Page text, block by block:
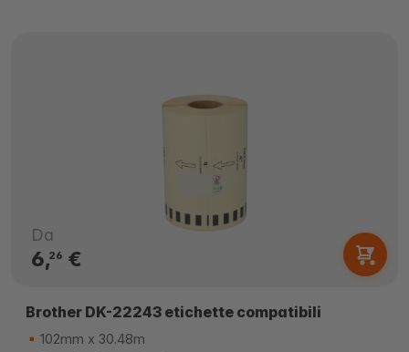
Da
6,26 €
Brother DK-22243 etichette compatibili
102mm x 30.48m